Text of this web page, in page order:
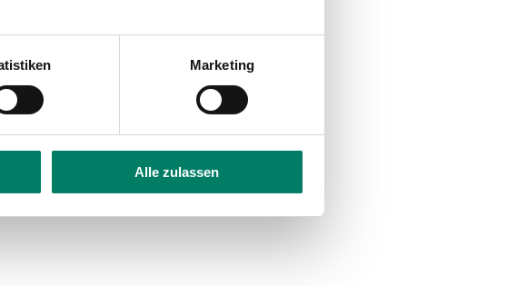
Marketing
Alle zulassen